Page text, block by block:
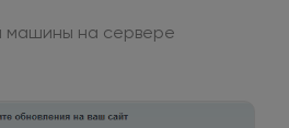
машины на сервере